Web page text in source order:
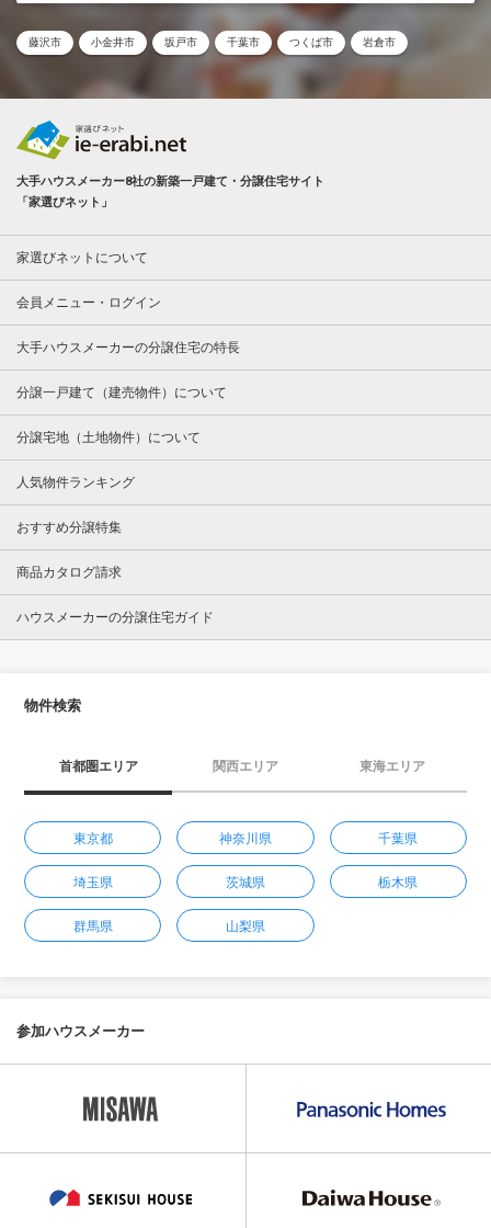
藤沢市 小金井市 坂戸市 千葉市 つくば市 岩倉市
大手ハウスメーカー8社の新築一戸建て・分譲住宅サイト
「家選びネット」
家選びネットについて
会員メニュー・ログイン
大手ハウスメーカーの分譲住宅の特長
分譲一戸建て（建売物件）について
分譲宅地（土地物件）について
人気物件ランキング
おすすめ分譲特集
商品カタログ請求
ハウスメーカーの分譲住宅ガイド
物件検索
首都圏エリア 関西エリア 東海エリア
東京都 神奈川県 千葉県
埼玉県 茨城県 栃木県
群馬県 山梨県
参加ハウスメーカー